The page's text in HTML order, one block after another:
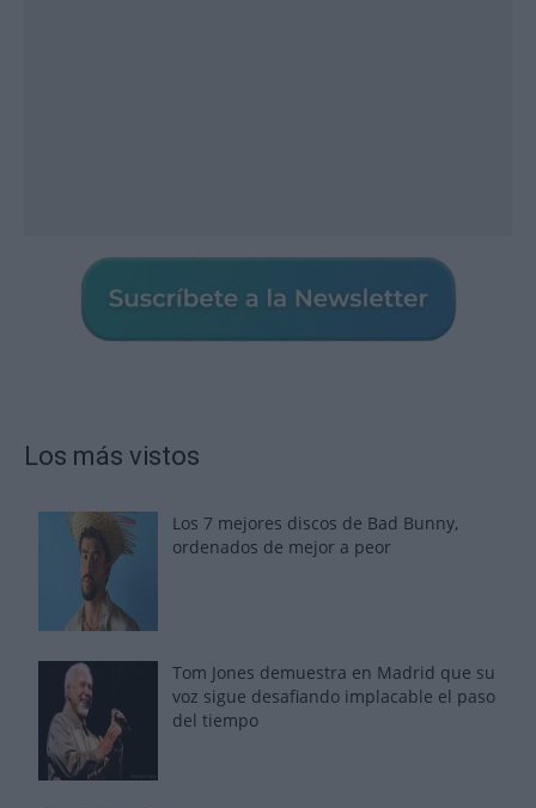
Los más vistos
Los 7 mejores discos de Bad Bunny,
ordenados de mejor a peor
Tom Jones demuestra en Madrid que su
voz sigue desafiando implacable el paso
del tiempo